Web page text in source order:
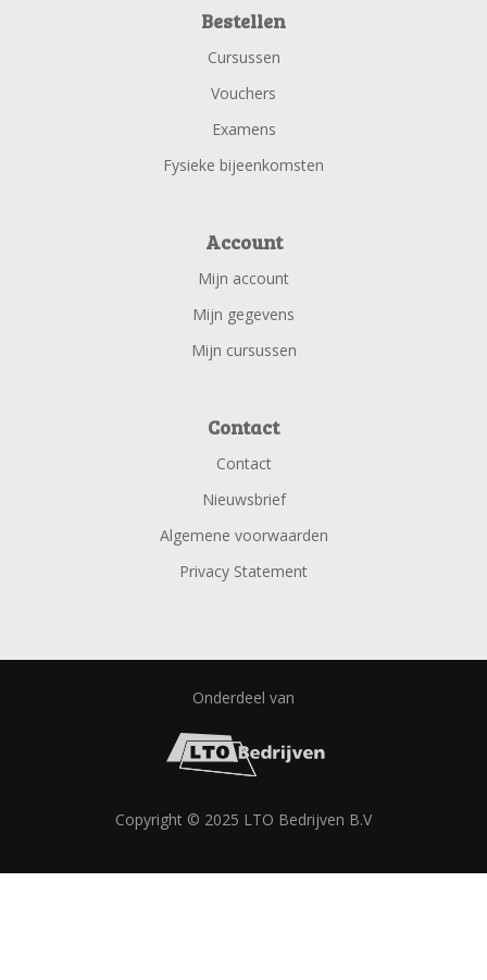
Bestellen
Cursussen
Vouchers
Examens
Fysieke bijeenkomsten
Account
Mijn account
Mijn gegevens
Mijn cursussen
Contact
Contact
Nieuwsbrief
Algemene voorwaarden
Privacy Statement
Onderdeel van
Copyright © 2025 LTO Bedrijven B.V